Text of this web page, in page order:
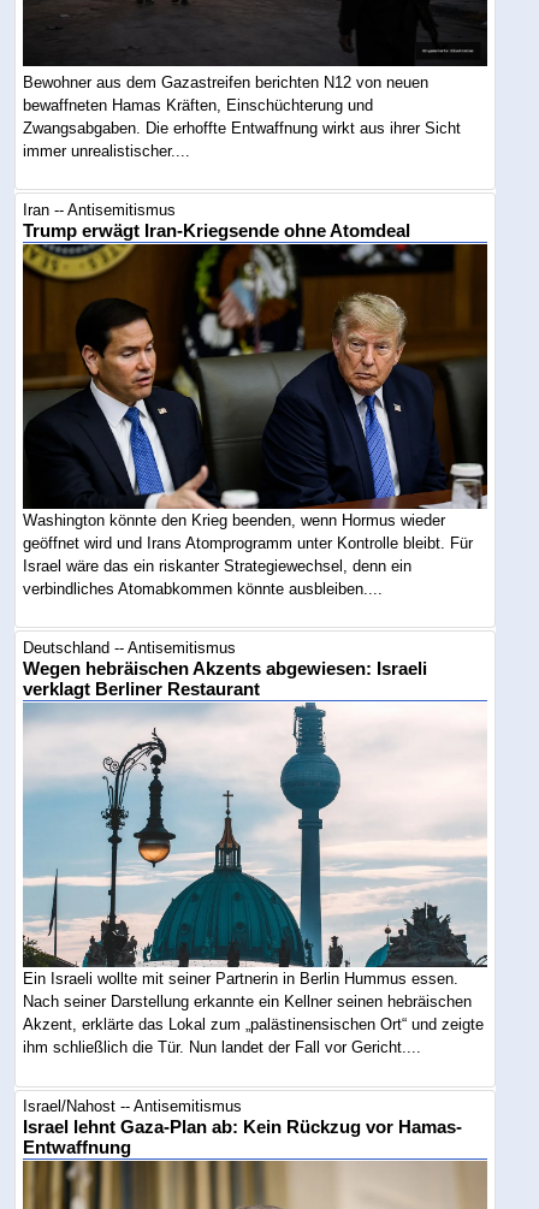
Bewohner aus dem Gazastreifen berichten N12 von neuen
bewaffneten Hamas Kräften, Einschüchterung und
Zwangsabgaben. Die erhoffte Entwaffnung wirkt aus ihrer Sicht
immer unrealistischer....
Iran -- Antisemitismus
Trump erwägt Iran-Kriegsende ohne Atomdeal
Washington könnte den Krieg beenden, wenn Hormus wieder
geöffnet wird und Irans Atomprogramm unter Kontrolle bleibt. Für
Israel wäre das ein riskanter Strategiewechsel, denn ein
verbindliches Atomabkommen könnte ausbleiben....
Deutschland -- Antisemitismus
Wegen hebräischen Akzents abgewiesen: Israeli
verklagt Berliner Restaurant
Ein Israeli wollte mit seiner Partnerin in Berlin Hummus essen.
Nach seiner Darstellung erkannte ein Kellner seinen hebräischen
Akzent, erklärte das Lokal zum „palästinensischen Ort“ und zeigte
ihm schließlich die Tür. Nun landet der Fall vor Gericht....
Israel/Nahost -- Antisemitismus
Israel lehnt Gaza-Plan ab: Kein Rückzug vor Hamas-
Entwaffnung